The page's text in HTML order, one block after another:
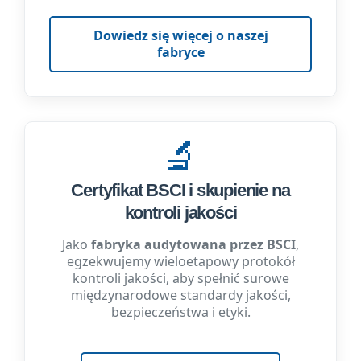
Dowiedz się więcej o naszej
fabryce
🔬
Certyfikat BSCI i skupienie na
kontroli jakości
Jako fabryka audytowana przez BSCI,
egzekwujemy wieloetapowy protokół
kontroli jakości, aby spełnić surowe
międzynarodowe standardy jakości,
bezpieczeństwa i etyki.